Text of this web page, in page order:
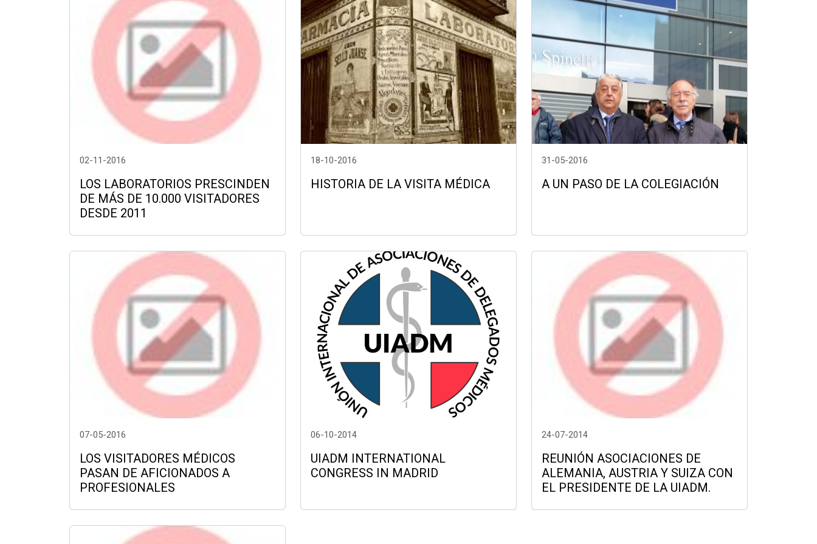
02-11-2016
LOS LABORATORIOS PRESCINDEN
DE MÁS DE 10.000 VISITADORES
DESDE 2011
18-10-2016
HISTORIA DE LA VISITA MÉDICA
31-05-2016
A UN PASO DE LA COLEGIACIÓN
07-05-2016
LOS VISITADORES MÉDICOS
PASAN DE AFICIONADOS A
PROFESIONALES
06-10-2014
UIADM INTERNATIONAL
CONGRESS IN MADRID
24-07-2014
REUNIÓN ASOCIACIONES DE
ALEMANIA, AUSTRIA Y SUIZA CON
EL PRESIDENTE DE LA UIADM.